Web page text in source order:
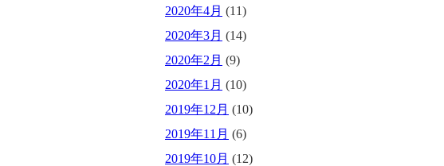
2020年4月 (11)
2020年3月 (14)
2020年2月 (9)
2020年1月 (10)
2019年12月 (10)
2019年11月 (6)
2019年10月 (12)